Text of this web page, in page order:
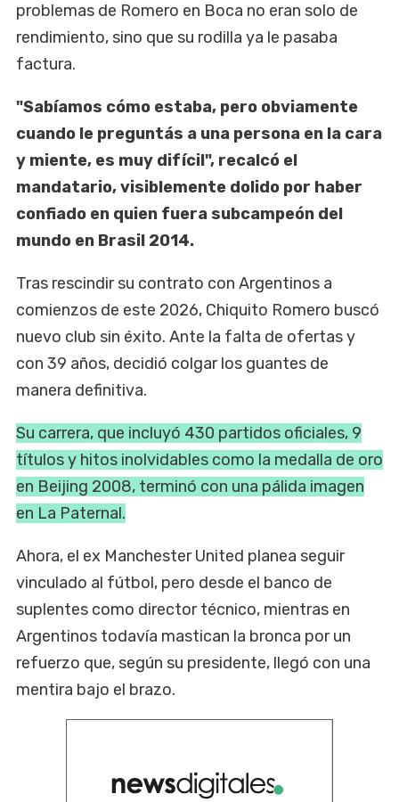
problemas de Romero en Boca no eran solo de
rendimiento, sino que su rodilla ya le pasaba
factura.
"Sabíamos cómo estaba, pero obviamente
cuando le preguntás a una persona en la cara
y miente, es muy difícil", recalcó el
mandatario, visiblemente dolido por haber
confiado en quien fuera subcampeón del
mundo en Brasil 2014.
Tras rescindir su contrato con Argentinos a
comienzos de este 2026, Chiquito Romero buscó
nuevo club sin éxito. Ante la falta de ofertas y
con 39 años, decidió colgar los guantes de
manera definitiva.
Su carrera, que incluyó 430 partidos oficiales, 9
títulos y hitos inolvidables como la medalla de oro
en Beijing 2008, terminó con una pálida imagen
en La Paternal.
Ahora, el ex Manchester United planea seguir
vinculado al fútbol, pero desde el banco de
suplentes como director técnico, mientras en
Argentinos todavía mastican la bronca por un
refuerzo que, según su presidente, llegó con una
mentira bajo el brazo.